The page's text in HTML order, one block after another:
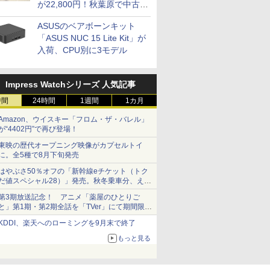
が22,800円！秋葉原で中古
PCセール
ASUSのベアボーンキット
「ASUS NUC 15 Lite Kit」が
入荷、CPU別に3モデル
Impress Watchシリーズ 人気記事
24時間 1週間 1カ月
、ウイスキー「フロム・ザ・バレル」
“4402円”で再び登場！
映の歴代オープニング映像がカプセルトイ
。全5種で8月下旬発売
やぶさ50％オフの「新幹線eチケット（トク
値スペシャル28）」発売。秋冬乗車分、えき
っと限定
3期放送記念！ アニメ「薬屋のひとりご
」第1期・第2期全話を「TVer」にて期間限定
順次無料配信開始
、楽天へのローミングを9月末で終了
もっと見る